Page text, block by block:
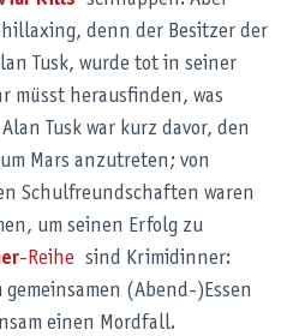
denn der Besitzer der
Tusk, wurde tot in seiner
müsst herausfinden, was
Tusk war kurz davor, den
Mars anzutreten; von
Schulfreundschaften waren
um seinen Erfolg zu
-Reihe sind Krimidinner:
(Abend-)Essen
einen Mordfall.